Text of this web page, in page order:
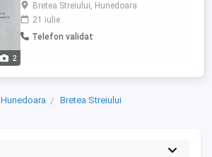
2
Bretea Streiului, Hunedoara
21 iulie
Telefon validat
Hunedoara
Bretea Streiului